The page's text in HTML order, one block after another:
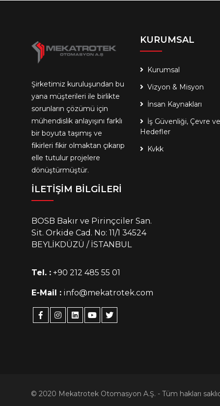
Şirketimiz kuruluşundan bu
yana müşterileri ile birlikte
sorunların çözümü için
mühendislik anlayışını farklı
bir boyuta taşımış ve
fikirleri fikir olmaktan çıkarıp
elle tutulur projelere
dönüştürmüştür.
KURUMSAL
Kurumsal
Vizyon & Misyon
İnsan Kaynakları
İş Güvenliği, Çevre ve
Hedefler
Kvkk
İLETİŞİM BİLGİLERİ
BOSB Bakır ve Pirinçciler San.
Sit. Orkide Cad. No: 11/1 34524
BEYLİKDÜZÜ / İSTANBUL
Tel. : +90 212 485 55 01
E-Mail : info@mekatrotek.com
© 2020 Mekatrotek Otomasyon A.Ş. - Tüm hakları